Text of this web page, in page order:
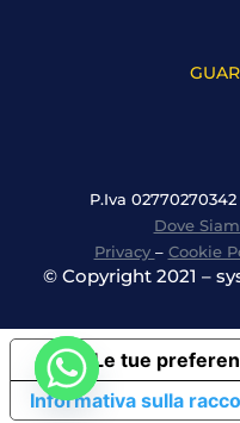
P.Iva
Dove
Privacy – Cookie
© Copyright 2021 –
Informativa sulla
Le tue